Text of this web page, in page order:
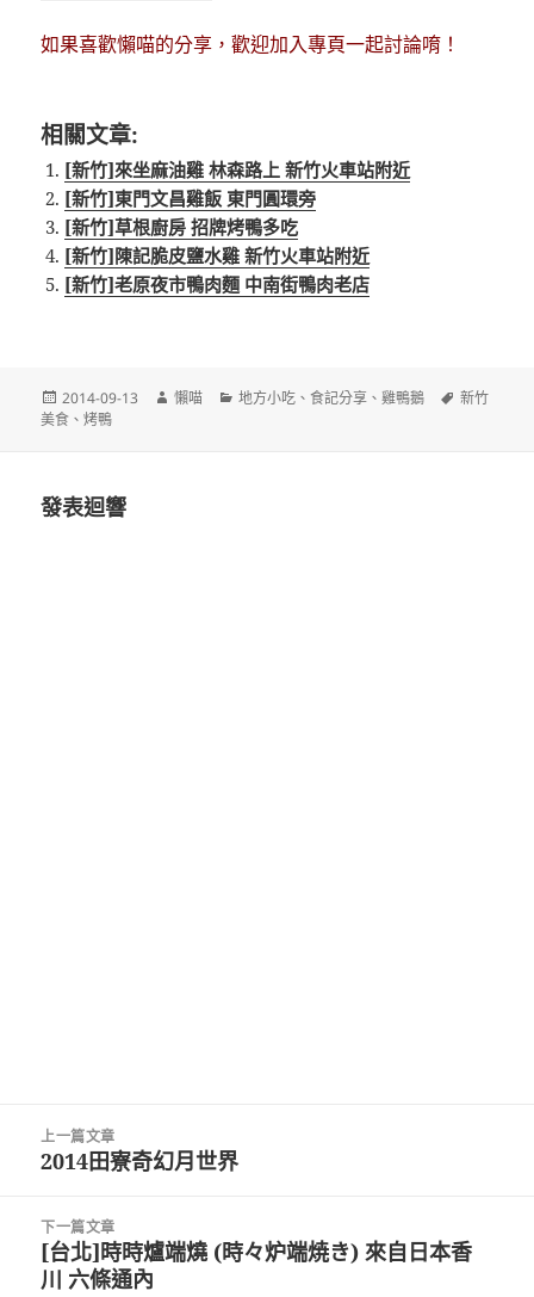
如果喜歡懶喵的分享，歡迎加入專頁一起討論唷！
相關文章:
[新竹]來坐麻油雞 林森路上 新竹火車站附近
[新竹]東門文昌雞飯 東門圓環旁
[新竹]草根廚房 招牌烤鴨多吃
[新竹]陳記脆皮鹽水雞 新竹火車站附近
[新竹]老原夜市鴨肉麵 中南街鴨肉老店
發
佈
2014-09-13
作
懶喵
分
地方小吃 、食記分享 、雞鴨鵝
標
新竹
美食 、烤鴨
發表迴響
上一篇文章
上
篇
文
章:
2014田寮奇幻月世界
下一篇文章
下
一
[台北]時時爐端燒 (時々炉端焼き) 來自日本香
川 六條通內